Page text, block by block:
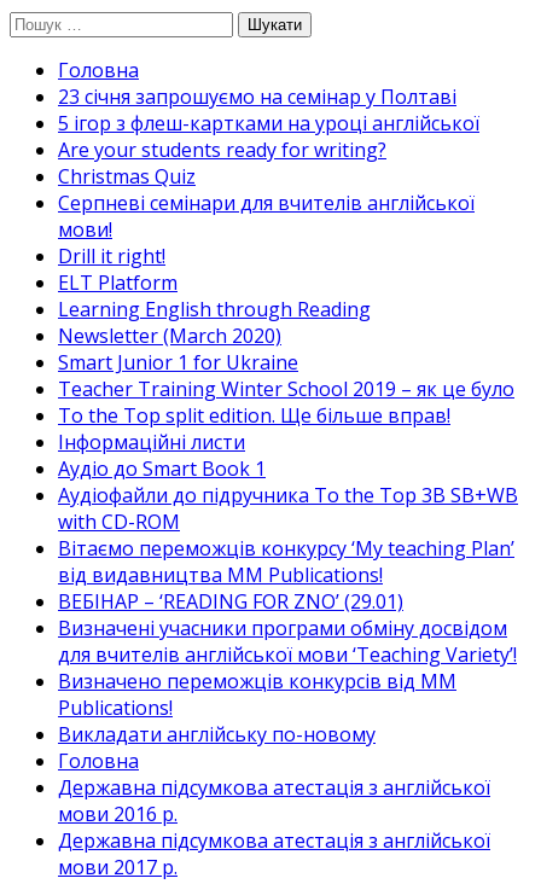
Перейти
вмісту
Пошук:
Головна
23 січня запрошуємо на семінар у Полтаві
5 ігор з флеш-картками на уроці англійської
Are your students ready for writing?
Christmas Quiz
Cерпневі семінари для вчителів англійської
мови!
Drill it right!
ELT Platform
Learning English through Reading
Newsletter (March 2020)
Smart Junior 1 for Ukraine
Teacher Training Winter School 2019 – як це було
To the Top split edition. Ще більше вправ!
Інформаційні листи
Аудіо до Smart Book 1
Аудіофайли до підручника To the Top 3B SB+WB
with CD-ROM
Вітаємо переможців конкурсу ‘My teaching Plan’
від видавництва MM Publications!
ВЕБІНАР – ‘READING FOR ZNO’ (29.01)
Визначені учасники програми обміну досвідом
для вчителів англійської мови ‘Teaching Variety’!
Визначено переможців конкурсів від MM
Publications!
Викладати англійську по-новому
Головна
Державна підсумкова атестація з англійської
мови 2016 р.
Державна підсумкова атестація з англійської
мови 2017 р.